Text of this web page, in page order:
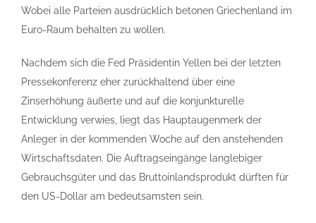
Wobei alle Parteien ausdrücklich betonen Griechenland im
Euro-Raum behalten zu wollen.
Nachdem sich die Fed Präsidentin Yellen bei der letzten
Pressekonferenz eher zurückhaltend über eine
Zinserhöhung äußerte und auf die konjunkturelle
Entwicklung verwies, liegt das Hauptaugenmerk der
Anleger in der kommenden Woche auf den anstehenden
Wirtschaftsdaten. Die Auftragseingänge langlebiger
Gebrauchsgüter und das Bruttoinlandsprodukt dürften für
den US-Dollar am bedeutsamsten sein.